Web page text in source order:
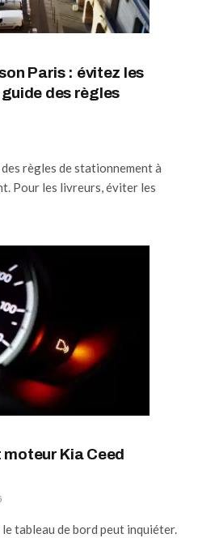
Paris : évitez les
des règles
règles de stationnement à
Pour les livreurs, éviter les
Kia Ceed
tableau de bord peut inquiéter.